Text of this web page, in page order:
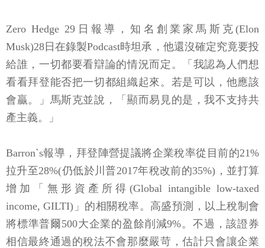
Zero Hedge 29日報導，知名創業家馬斯克(Elon
Musk)28日在錄製Podcast時坦承，他還沒確定究竟要投
給誰，一切都要看辯論的情況而定。「我認為人們想
看看拜登能否把一切都組織起來。若是可以，他應該
會贏。」馬斯克並說，「顯而易見的是，我不支持共
產主義。」
Barron`s報導，拜登陣營提議將企業稅率從目前的21%
拉升至28%(仍低於川普2017年稅改前的35%)，並打算
增加「無形資產所得(Global intangible low-taxed
income, GILTI)」的相關稅率。高盛預測，以上稅制會
將標準普爾500大企業的盈餘削減9%。不過，該證券
相信最終通過的稅法不會那麼嚴苛，估計只會讓企業